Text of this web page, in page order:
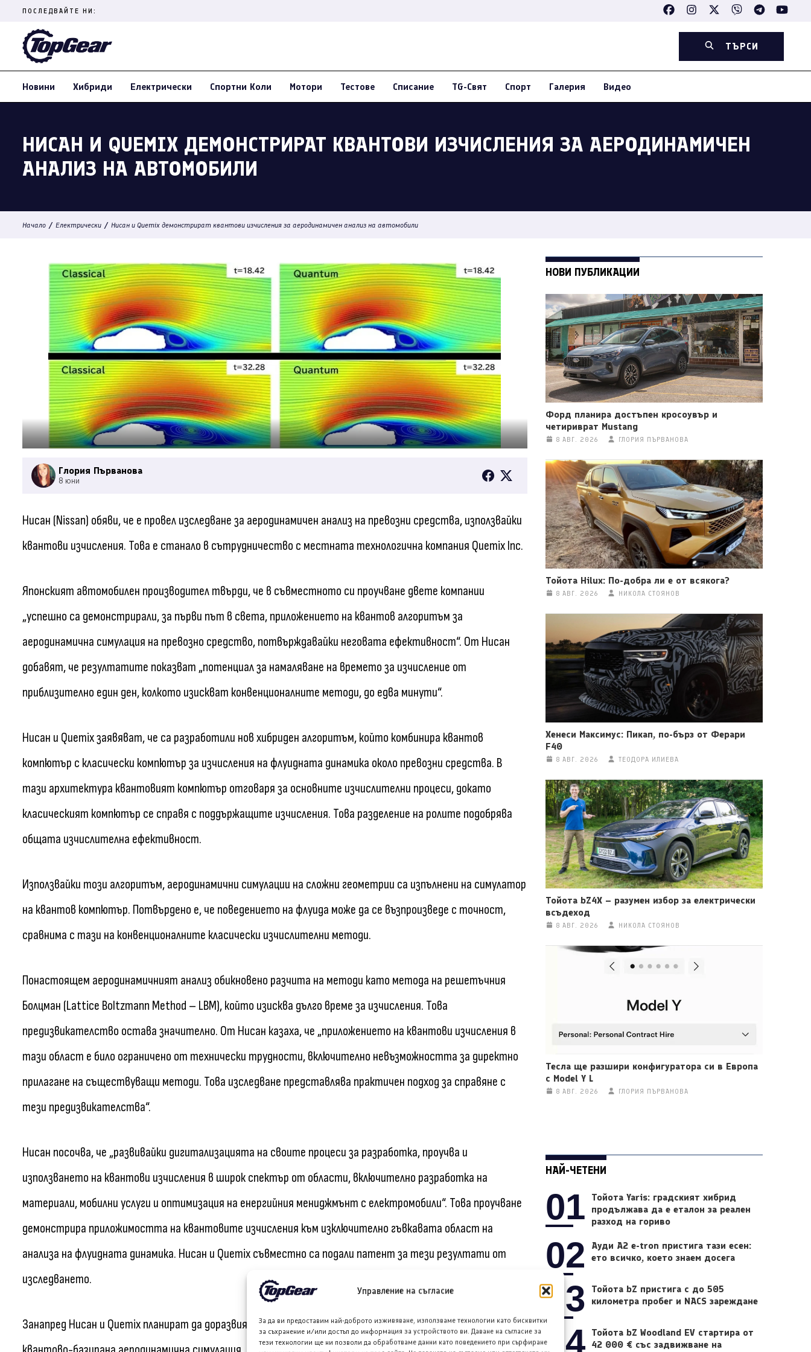
Управление на съгласие
За да ви предоставим най-доброто изживяване, използваме технологии като бисквитки
за съхранение и/или достъп до информация за устройството ви. Даване на съгласие за
тези технологии ще ни позволи да обработваме данни като поведението при сърфиране
content
(Press
ПОСЛЕДВАЙТЕ НИ:
ТЪРСИ
Новини Хибриди Електрически Спортни Коли Мотори Тестове Списание TG-Свят Спорт Галерия Видео
НИСАН И QUEMIX ДЕМОНСТРИРАТ КВАНТОВИ ИЗЧИСЛЕНИЯ ЗА АЕРОДИНАМИЧЕН
АНАЛИЗ НА АВТОМОБИЛИ
Начало / Електрически / Нисан и Quemix демонстрират квантови изчисления за аеродинамичен анализ на автомобили
Глория Първанова
8 юни
Нисан (Nissan) обяви, че е провел изследване за аеродинамичен анализ на превозни средства, използвайки
квантови изчисления. Това е станало в сътрудничество с местната технологична компания Quemix Inc.
Японският автомобилен производител твърди, че в съвместното си проучване двете компании
„успешно са демонстрирали, за първи път в света, приложението на квантов алгоритъм за
аеродинамична симулация на превозно средство, потвърждавайки неговата ефективност“. От Нисан
добавят, че резултатите показват „потенциал за намаляване на времето за изчисление от
приблизително един ден, колкото изискват конвенционалните методи, до едва минути“.
Нисан и Quemix заявяват, че са разработили нов хибриден алгоритъм, който комбинира квантов
компютър с класически компютър за изчисления на флуидната динамика около превозни средства. В
тази архитектура квантовият компютър отговаря за основните изчислителни процеси, докато
класическият компютър се справя с поддържащите изчисления. Това разделение на ролите подобрява
общата изчислителна ефективност.
Използвайки този алгоритъм, аеродинамични симулации на сложни геометрии са изпълнени на симулатор
на квантов компютър. Потвърдено е, че поведението на флуида може да се възпроизведе с точност,
сравнима с тази на конвенционалните класически изчислителни методи.
Понастоящем аеродинамичният анализ обикновено разчита на методи като метода на решетъчния
Болцман (Lattice Boltzmann Method – LBM), който изисква дълго време за изчисления. Това
предизвикателство остава значително. От Нисан казаха, че „приложението на квантови изчисления в
тази област е било ограничено от технически трудности, включително невъзможността за директно
прилагане на съществуващи методи. Това изследване представлява практичен подход за справяне с
тези предизвикателства“.
Нисан посочва, че „развивайки дигитализацията на своите процеси за разработка, проучва и
използването на квантови изчисления в широк спектър от области, включително разработка на
материали, мобилни услуги и оптимизация на енергийния мениджмънт с електромобили“. Това проучване
демонстрира приложимостта на квантовите изчисления към изключително гъвкавата област на
анализа на флуидната динамика. Нисан и Quemix съвместно са подали патент за тези резултати от
изследването.
Занапред Нисан и Quemix планират да доразвият това изследване към практическото приложение на
НОВИ ПУБЛИКАЦИИ
Форд планира достъпен кросоувър и
четириврат Mustang
8 АВГ. 2026 ГЛОРИЯ ПЪРВАНОВА
Тойота Hilux: По-добра ли е от всякога?
8 АВГ. 2026 НИКОЛА СТОЯНОВ
Хенеси Максимус: Пикап, по-бърз от Ферари
F40
8 АВГ. 2026 ТЕОДОРА ИЛИЕВА
Тойота bZ4X – разумен избор за електрически
всъдеход
8 АВГ. 2026 НИКОЛА СТОЯНОВ
Тесла ще разшири конфигуратора си в Европа
с Model Y L
8 АВГ. 2026 ГЛОРИЯ ПЪРВАНОВА
НАЙ-ЧЕТЕНИ
01
Тойота Yaris: градският хибрид
продължава да е еталон за реален
разход на гориво
02
Ауди A2 e-tron пристига тази есен:
ето всичко, което знаем досега
03
Тойота bZ пристига с до 505
километра пробег и NACS зареждане
04 Тойота bZ Woodland EV стартира от
42 000 € със задвижване на